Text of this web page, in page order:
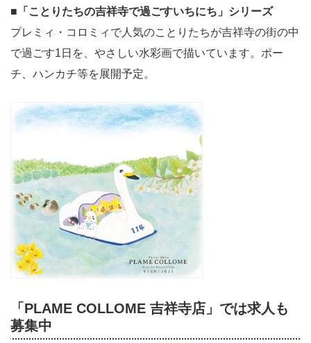
■ 「ことりたちの吉祥寺で過ごすいちにち」シリーズ
プレミィ・コロミィで人気のことりたちが吉祥寺の街の中
で過ごす1日を、やさしい水彩画で描いています。ポー
チ、ハンカチ等を展開予定。
「PLAME COLLOME 吉祥寺店」では求人も
募集中